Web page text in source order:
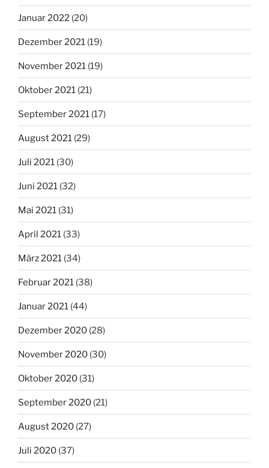
Januar 2022 (20)
Dezember 2021 (19)
November 2021 (19)
Oktober 2021 (21)
September 2021 (17)
August 2021 (29)
Juli 2021 (30)
Juni 2021 (32)
Mai 2021 (31)
April 2021 (33)
März 2021 (34)
Februar 2021 (38)
Januar 2021 (44)
Dezember 2020 (28)
November 2020 (30)
Oktober 2020 (31)
September 2020 (21)
August 2020 (27)
Juli 2020 (37)